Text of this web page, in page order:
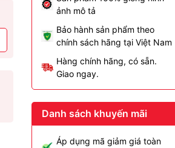
ảnh mô tả
Bảo hành sản phẩm theo
chính sách hãng tại Việt Nam
Hàng chính hãng, có sẵn.
Giao ngay.
Danh sách khuyến mãi
Áp dụng mã giảm giá toàn